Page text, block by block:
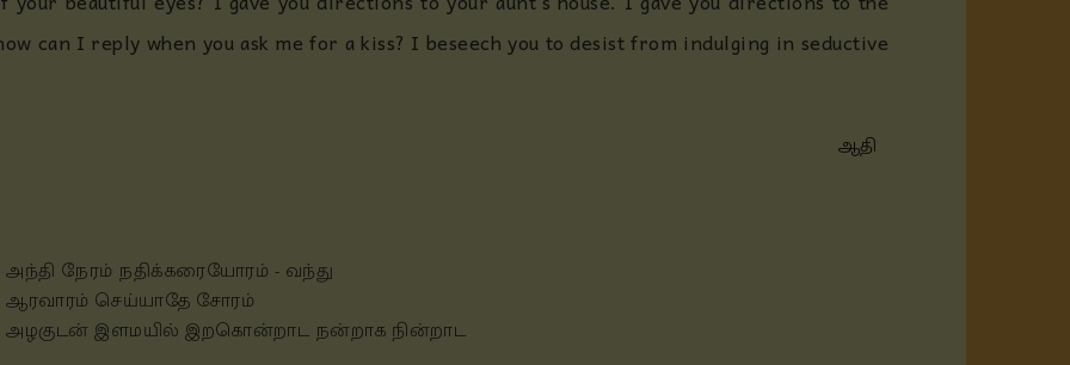
can I reply when you ask me for a kiss? I beseech you to desist from indulging in seductive
ஆதி
அந்தி நேரம் நதிக்கரையோரம் - வந்து
ஆரவாரம் செய்யாதே சோரம்
அழகுடன் இளமயில் இறகொன்றாட நன்றாக நின்றாட